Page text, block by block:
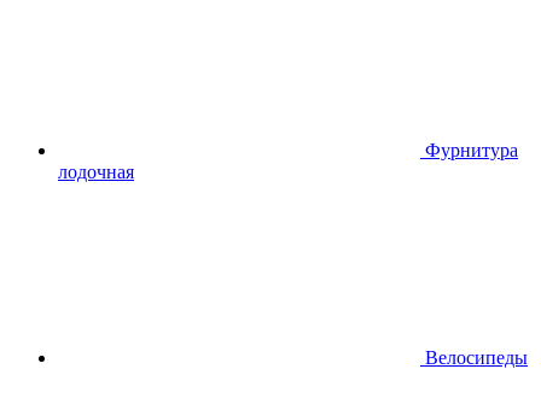
Фурнитура
лодочная
Велосипеды